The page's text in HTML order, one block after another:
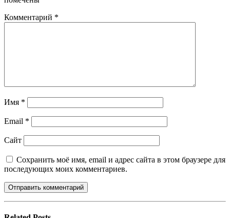
Комментарий *
Имя *
Email *
Сайт
Сохранить моё имя, email и адрес сайта в этом браузере для
последующих моих комментариев.